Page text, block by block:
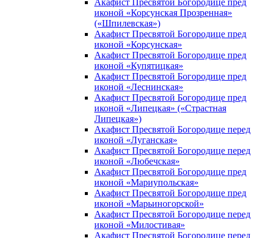
Акафист Пресвятой Богородице пред
иконой «Корсунская Прозренная»
(«Шпилевская»)
Акафист Пресвятой Богородице пред
иконой «Корсунская»
Акафист Пресвятой Богородице пред
иконой «Купятицкая»
Акафист Пресвятой Богородице пред
иконой «Леснинская»
Акафист Пресвятой Богородице пред
иконой «Липецкая» («Страстная
Липецкая»)
Акафист Пресвятой Богородице перед
иконой «Луганская»
Акафист Пресвятой Богородице перед
иконой «Любечская»
Акафист Пресвятой Богородице пред
иконой «Мариупольская»
Акафист Пресвятой Богородице пред
иконой «Марьиногорской»
Акафист Пресвятой Богородице перед
иконой «Милостивая»
Акафист Пресвятой Богородице перед